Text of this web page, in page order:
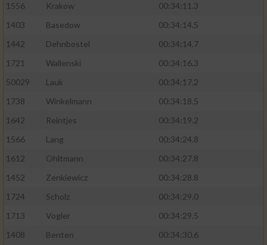
1556
Krakow
00:34:11.3
1403
Basedow
00:34:14.5
1442
Dehnbostel
00:34:14.7
1721
Wallenski
00:34:16.3
50029
Lauk
00:34:17.2
1738
Winkelmann
00:34:18.5
1642
Reintjes
00:34:19.2
1566
Lang
00:34:24.8
1612
Ohltmann
00:34:27.8
1452
Zenkiewicz
00:34:28.8
1724
Scholz
00:34:29.0
1713
Vogler
00:34:29.5
1408
Benten
00:34:30.6